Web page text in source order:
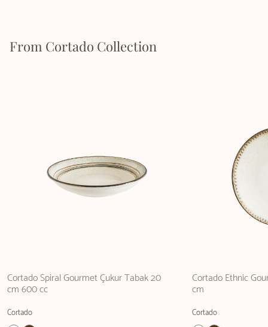
From Cortado Collection
Cortado Spiral Gourmet Çukur Tabak 20
cm 600 cc
Cortado
Cortado Ethnic
cm
Cortado